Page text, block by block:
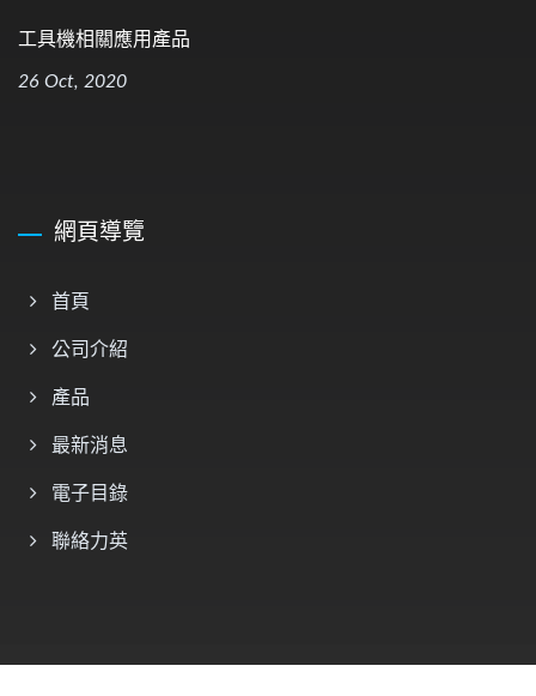
工具機相關應用產品
26 Oct, 2020
網頁導覽
首頁
公司介紹
產品
最新消息
電子目錄
聯絡力英